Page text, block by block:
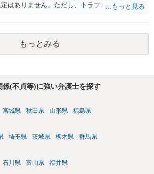
はありません。ただし、トラブル防止の観点
・金銭のやり取りや返済の約束は絶対にしな
意でも支払ってしまうとトラブルの元になり
剰請求の経緯を踏まえ、相手の感情に流されな
た態度で距離を置く 法律上の制限はないもの
もっとみる
(不貞等)に強い弁護士を探す
宮城県 秋田県 山形県 福島県
埼玉県 茨城県 栃木県 群馬県
石川県 富山県 福井県